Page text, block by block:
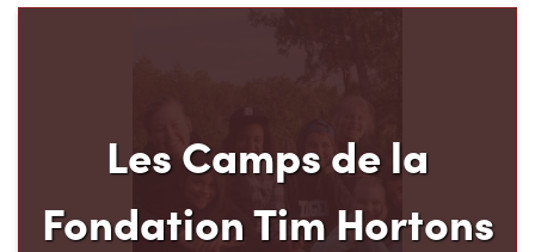
Les Camps de la
Fondation Tim Hortons